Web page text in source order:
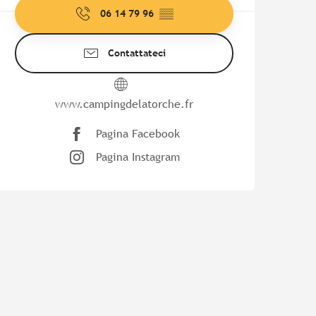
06 14 79 96 ▒▒
Contattateci
www.campingdelatorche.fr
Pagina Facebook
Pagina Instagram